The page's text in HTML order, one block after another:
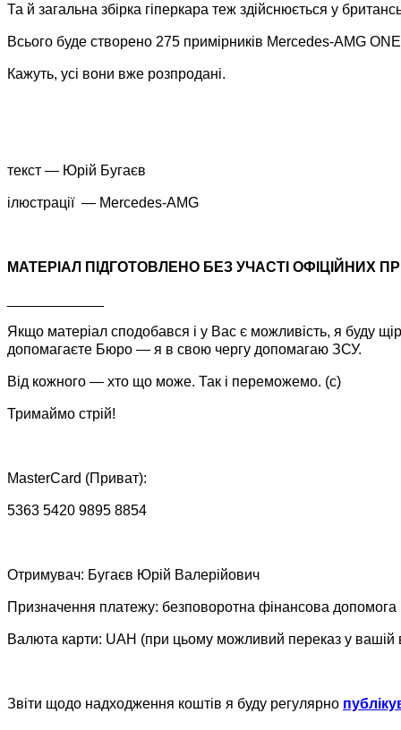
Та й загальна збірка гіперкара теж здійснюється у
Всього буде створено 275 примірників Mercedes-AMG
Кажуть, усі вони вже розпродані.
текст — Юрій Бугаєв
ілюстрації — Mercedes-AMG
МАТЕРІАЛ ПІДГОТОВЛЕНО БЕЗ УЧАСТІ ОФІЦІЙНИХ
Якщо матеріал сподобався і у Вас є можливість, я буду
допомагаєте Бюро — я в свою чергу допомагаю ЗСУ.
Від кожного — хто що може. Так і переможемо. (c)
Тримаймо стрій!
MasterCard (Приват):
5363 5420 9895 8854
Отримувач: Бугаєв Юрій Валерійович
Призначення платежу: безповоротна фінансова допомога
Валюта карти: UAH (при цьому можливий переказ у вашій
Звіти щодо надходження коштів я буду регулярно